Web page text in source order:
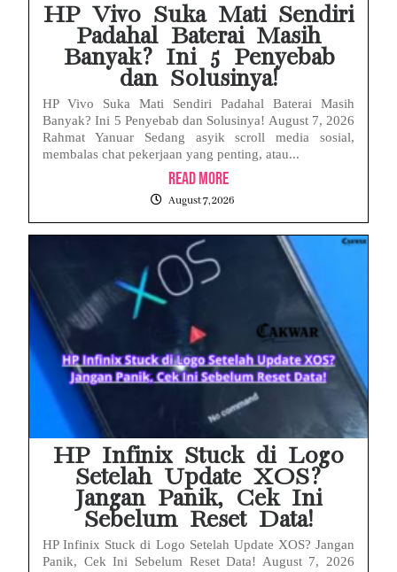
HP Vivo Suka Mati Sendiri
Padahal Baterai Masih
Banyak? Ini 5 Penyebab
dan Solusinya!
HP Vivo Suka Mati Sendiri Padahal Baterai Masih
Banyak? Ini 5 Penyebab dan Solusinya! August 7, 2026
Rahmat Yanuar Sedang asyik scroll media sosial,
membalas chat pekerjaan yang penting, atau...
Read More
August 7, 2026
HP Infinix Stuck di Logo
Setelah Update XOS?
Jangan Panik, Cek Ini
Sebelum Reset Data!
HP Infinix Stuck di Logo Setelah Update XOS? Jangan
Panik, Cek Ini Sebelum Reset Data! August 7, 2026